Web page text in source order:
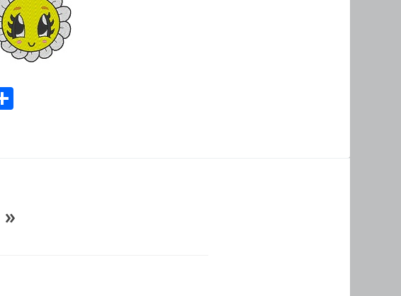
»